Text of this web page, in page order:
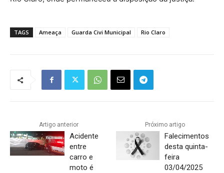
TAGS Ameaça Guarda Civi Municipal Rio Claro
Artigo anterior
Acidente
entre
carro e
moto é
Próximo artigo
Falecimentos
desta quinta-
feira
03/04/2025